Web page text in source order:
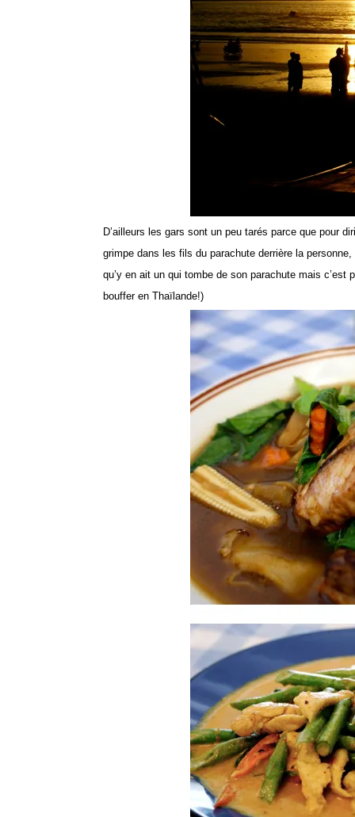
D’ailleurs les gars sont un peu tarés parce que pour
grimpe dans les fils du parachute derrière la
qu’y en ait un qui tombe de son parachute mais
bouffer en Thaïlande!)